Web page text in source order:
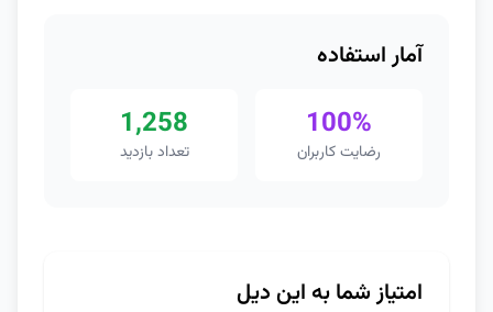
آمار استفاده
100%
رضایت کاربران
1,258
تعداد بازدید
امتیاز شما به این دیل